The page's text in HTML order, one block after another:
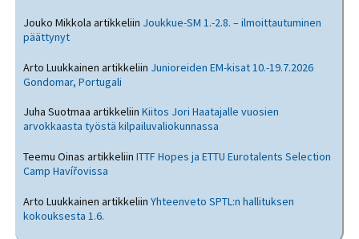
Jouko Mikkola artikkeliin Joukkue-SM 1.-2.8. – ilmoittautuminen
päättynyt
Arto Luukkainen artikkeliin Junioreiden EM-kisat 10.-19.7.2026
Gondomar, Portugali
Juha Suotmaa artikkeliinKiitos Jori Haatajalle vuosien
arvokkaasta työstä kilpailuvaliokunnassa
Teemu Oinas artikkeliinITTF Hopes ja ETTU Eurotalents Selection
Camp Havířovissa
Arto Luukkainen artikkeliinYhteenveto SPTL:n hallituksen
kokouksesta 1.6.